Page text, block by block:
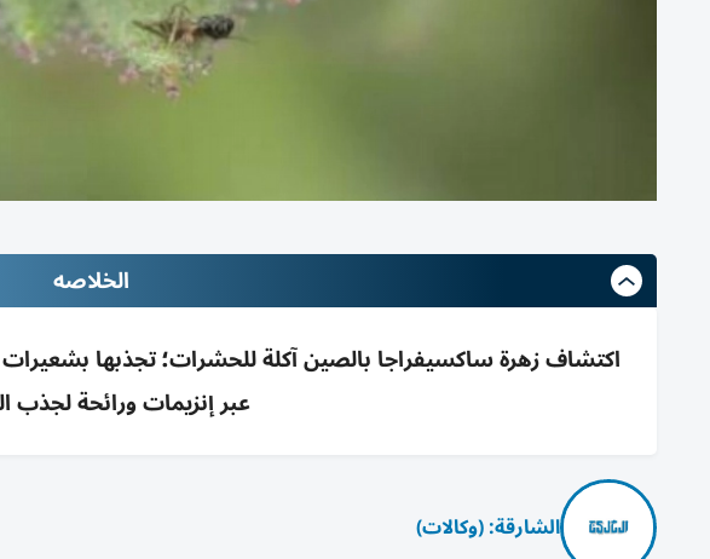
الخلاصه
اكتشاف زهرة ساكسيفراجا بالصين آكلة للحشرات؛ تجذبها
عبر إنزيمات ورائحة لجذب
الشارقة: (وكالات)